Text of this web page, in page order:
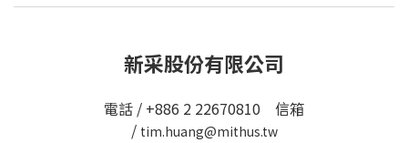
新采股份有限公司
電話 / +886 2 22670810 信箱
/ tim.huang@mithus.tw